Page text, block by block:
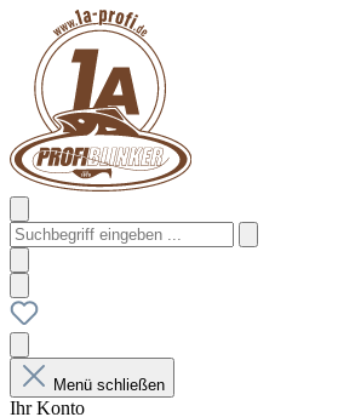
Menü schließen
Ihr Konto